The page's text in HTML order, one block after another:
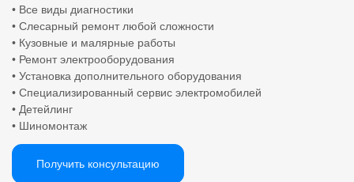
• Все виды диагностики
• Слесарный ремонт любой сложности
• Кузовные и малярные работы
• Ремонт электрооборудования
• Установка дополнительного оборудования
• Специализированный сервис электромобилей
• Детейлинг
• Шиномонтаж
Получить консультацию